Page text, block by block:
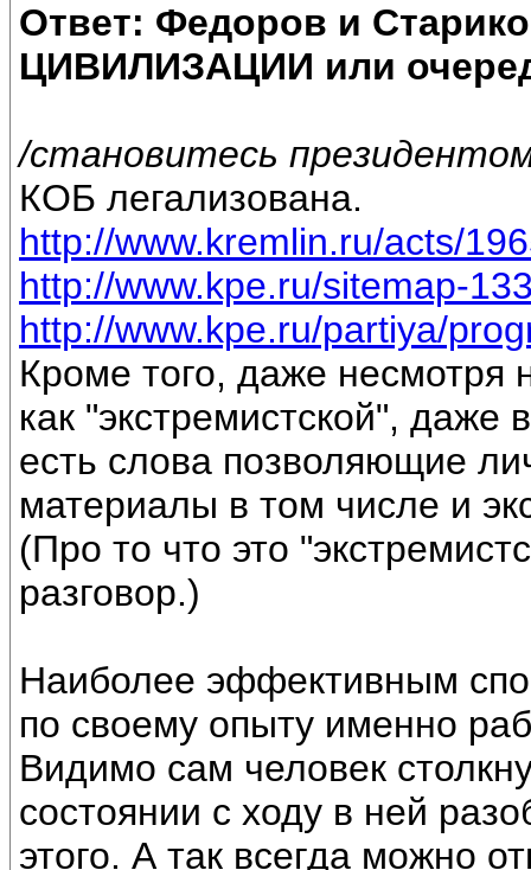
Ответ: Федоров и
ЦИВИЛИЗАЦИИ или
/становитесь
КОБ легализована.
http://www.kremlin.ru/acts/
http://www.kpe.ru/sitemap-
http://www.kpe.ru/partiya/
Кроме того, даже несмотря
как "экстремистской",
есть слова позволяющие
материалы в том числе и
(Про то что это
разговор.)
Наиболее эффективным
по своему опыту именно
Видимо сам человек
состоянии с ходу в ней
этого. А так всегда можно